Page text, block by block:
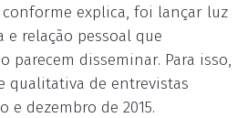
explica, foi lançar luz
e relação pessoal que
parecem disseminar. Para isso,
qualitativa de entrevistas
dezembro de 2015.